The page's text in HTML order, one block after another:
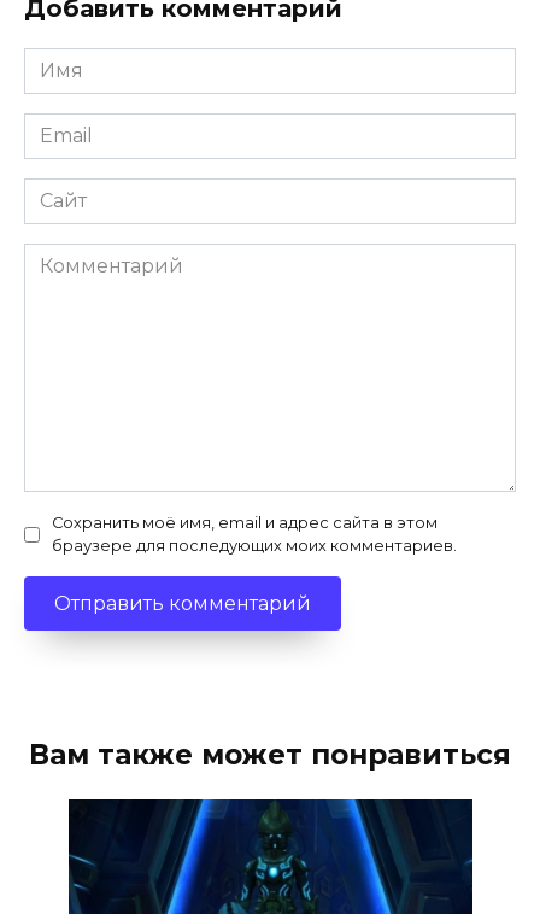
Добавить комментарий
Имя
*
Email
*
Сайт
Комментарий
Сохранить моё имя, email и адрес сайта в этом
браузере для последующих моих комментариев.
Вам также может понравиться